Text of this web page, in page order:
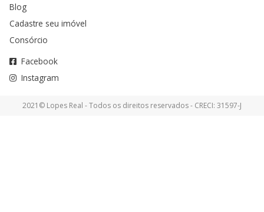
Blog
Cadastre seu imóvel
Consórcio
Facebook
Instagram
2021© Lopes Real - Todos os direitos reservados - CRECI: 31597-J